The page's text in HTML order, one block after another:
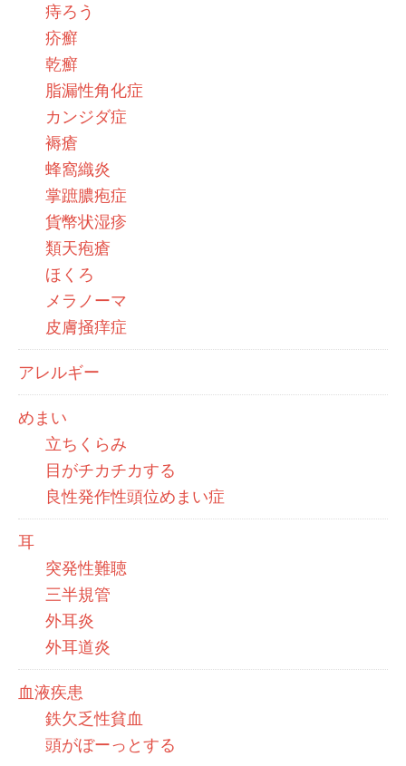
痔ろう
疥癬
乾癬
脂漏性角化症
カンジダ症
褥瘡
蜂窩織炎
掌蹠膿疱症
貨幣状湿疹
類天疱瘡
ほくろ
メラノーマ
皮膚掻痒症
アレルギー
めまい
立ちくらみ
目がチカチカする
良性発作性頭位めまい症
耳
突発性難聴
三半規管
外耳炎
外耳道炎
血液疾患
鉄欠乏性貧血
頭がぼーっとする